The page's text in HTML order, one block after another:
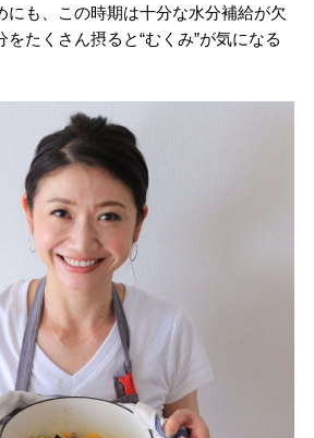
にも、この時期は十分な水分補給が欠
たくさん摂ると“むくみ”が気になる